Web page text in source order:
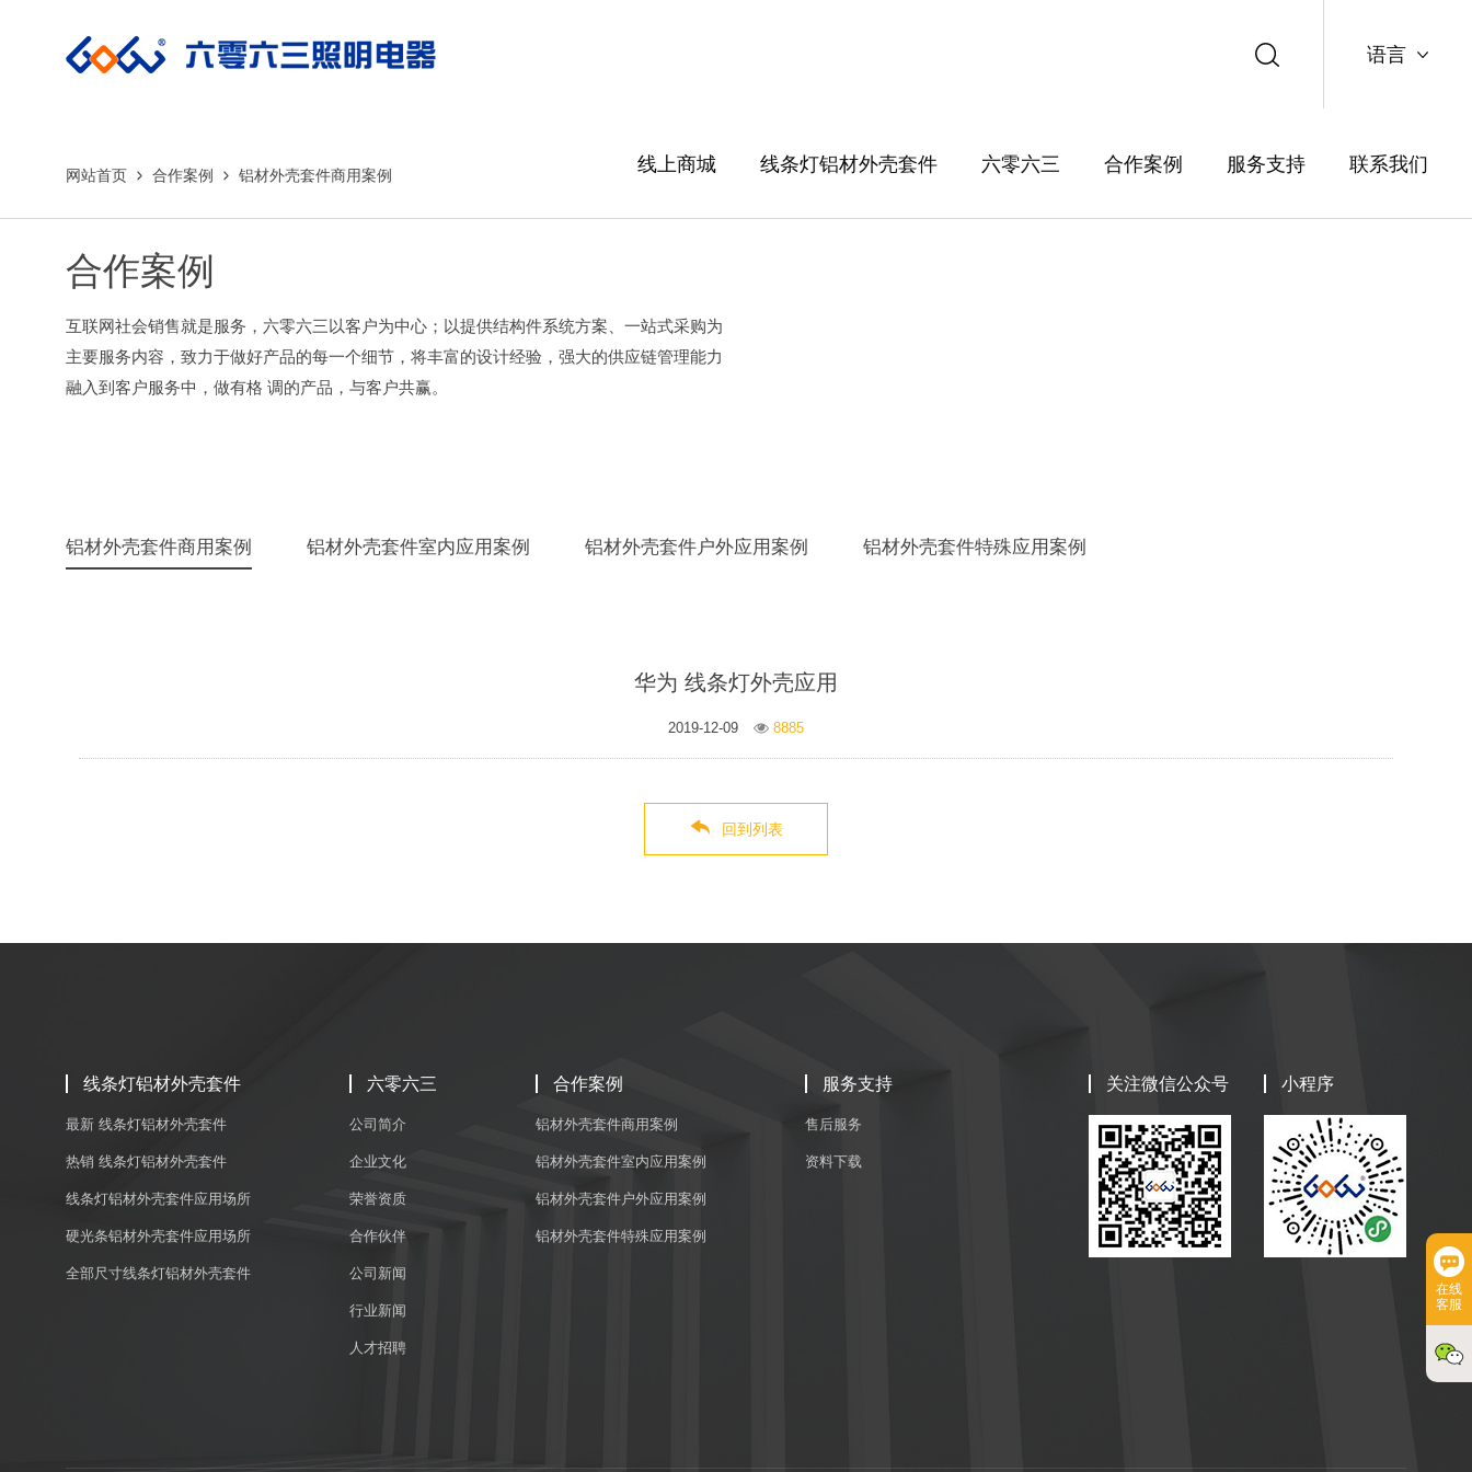
语言
English
线上商城 线条灯铝材外壳套件 六零六三 合作案例 服务支持 联系我们
网站首页 合作案例 铝材外壳套件商用案例
合作案例
互联网社会销售就是服务，六零六三以客户为中心；以提供结构件系统方案、一站式采购为
主要服务内容，致力于做好产品的每一个细节，将丰富的设计经验，强大的供应链管理能力
融入到客户服务中，做有格 调的产品，与客户共赢。
铝材外壳套件商用案例 铝材外壳套件室内应用案例 铝材外壳套件户外应用案例 铝材外壳套件特殊应用案例
华为 线条灯外壳应用
2019-12-09 8885
回到列表
线条灯铝材外壳套件
最新 线条灯铝材外壳套件
热销 线条灯铝材外壳套件
线条灯铝材外壳套件应用场所
硬光条铝材外壳套件应用场所
全部尺寸线条灯铝材外壳套件
六零六三
公司简介
企业文化
荣誉资质
合作伙伴
公司新闻
行业新闻
人才招聘
合作案例
铝材外壳套件商用案例
铝材外壳套件室内应用案例
铝材外壳套件户外应用案例
铝材外壳套件特殊应用案例
服务支持
售后服务
资料下载
小程序
关注微信公众号
在线
客服